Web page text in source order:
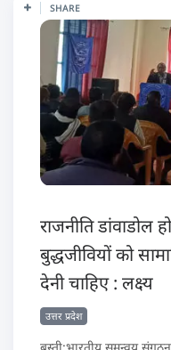
SHARE
राजनीति
बुद्धजीवियों को
देनी चाहिए : लक्ष्य
उत्तर प्रदेश